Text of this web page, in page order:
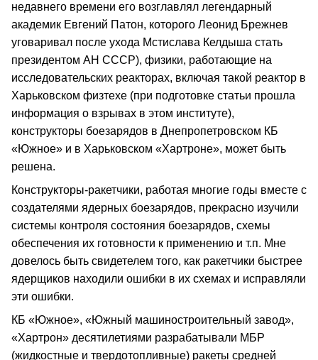
недавнего времени его возглавлял легендарный
академик Евгений Патон, которого Леонид Брежнев
уговаривал после ухода Мстислава Келдыша стать
президентом АН СССР), физики, работающие на
исследовательских реакторах, включая такой реактор в
Харьковском физтехе (при подготовке статьи прошла
информация о взрывах в этом институте),
конструкторы боезарядов в Днепропетровском КБ
«Южное» и в Харьковском «Хартроне», может быть
решена.
Конструкторы-ракетчики, работая многие годы вместе с
создателями ядерных боезарядов, прекрасно изучили
системы контроля состояния боезарядов, схемы
обеспечения их готовности к применению и т.п. Мне
довелось быть свидетелем того, как ракетчики быстрее
ядерщиков находили ошибки в их схемах и исправляли
эти ошибки.
КБ «Южное», «Южный машиностроительный завод»,
«Хартрон» десятилетиями разрабатывали МБР
(жидкостные и твердотопливные) ракеты средней